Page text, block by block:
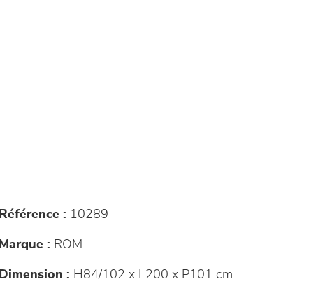
Référence : 10289
Marque : ROM
Dimension : H84/102 x L200 x P101 cm